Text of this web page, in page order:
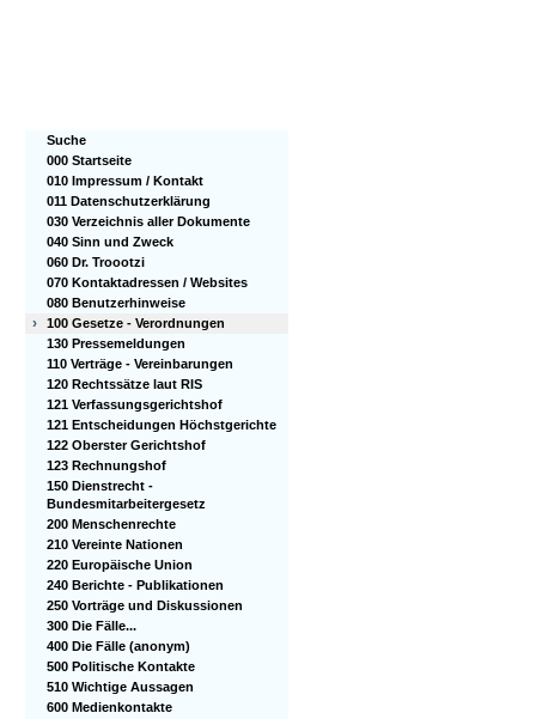
Suche
000 Startseite
010 Impressum / Kontakt
011 Datenschutzerklärung
030 Verzeichnis aller Dokumente
040 Sinn und Zweck
060 Dr. Troootzi
070 Kontaktadressen / Websites
080 Benutzerhinweise
›
100 Gesetze - Verordnungen
130 Pressemeldungen
110 Verträge - Vereinbarungen
120 Rechtssätze laut RIS
121 Verfassungsgerichtshof
121 Entscheidungen Höchstgerichte
122 Oberster Gerichtshof
123 Rechnungshof
150 Dienstrecht -
Bundesmitarbeitergesetz
200 Menschenrechte
210 Vereinte Nationen
220 Europäische Union
240 Berichte - Publikationen
250 Vorträge und Diskussionen
300 Die Fälle...
400 Die Fälle (anonym)
500 Politische Kontakte
510 Wichtige Aussagen
600 Medienkontakte